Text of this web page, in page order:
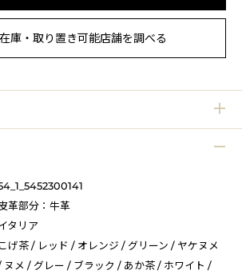
庫・取り置き可能店舗を調べる
革部分：牛革
タリア
こげ茶 / レッド / オレンジ / グリーン / ヤケヌメ
ヌメ / グレー / ブラック / あか茶 / ホワイト /